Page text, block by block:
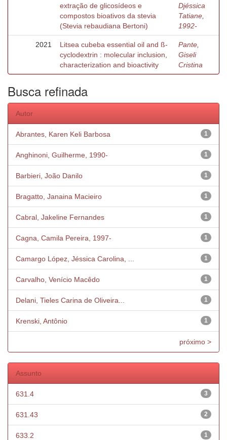
extração de glicosídeos e
compostos bioativos da stevia
(Stevia rebaudiana Bertoni)
Djéssica
Tatiane,
1992-
2021
Litsea cubeba essential oil and ß-
cyclodextrin : molecular inclusion,
characterization and bioactivity
Pante,
Giseli
Cristina
Busca refinada
Autor
1
Abrantes, Karen Keli Barbosa
1
Anghinoni, Guilherme, 1990-
1
Barbieri, João Danilo
1
Bragatto, Janaina Macieiro
1
Cabral, Jakeline Fernandes
1
Cagna, Camila Pereira, 1997-
1
Camargo López, Jéssica Carolina, ...
1
Carvalho, Venício Macêdo
1
Delani, Tieles Carina de Oliveira...
1
Krenski, Antônio
próximo >
Assunto
3
631.4
2
631.43
1
633.2